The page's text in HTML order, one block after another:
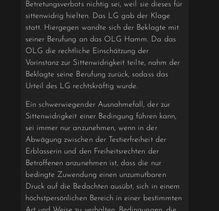
Betretungsverbots nichtig sei, weil sie dieses für
sittenwidrig hielten. Das LG gab der Klage
statt. Hiergegen wandte sich der Beklagte mit
seiner Berufung an das OLG Hamm. Da das
OLG die rechtliche Einschätzung der
Vorinstanz zur Sittenwidrigkeit teilte, nahm der
Beklagte seine Berufung zurück, sodass das
Urteil des LG rechtskräftig wurde.
Ein schwerwiegender Ausnahmefall, der zur
Sittenwidrigkeit einer Bedingung führen kann,
sei immer nur anzunehmen, wenn in der
Abwägung zwischen der Testierfreiheit der
Erblasserin und den Freiheitsrechten der
Betroffenen anzunehmen ist, dass die nur
bedingte Zuwendung einen unzumutbaren
Druck auf die Bedachten ausübt, sich in einem
höchstpersönlichen Bereich in einer bestimmten